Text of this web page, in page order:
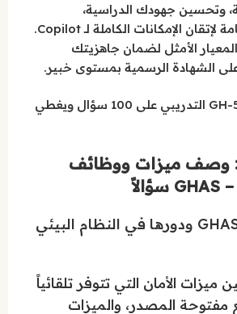
وتحسين جهودك الدراسية،
والاستعداد بثقة تامة لإتقان الإمكانات الكاملة لـ Copilot.
المعيار الأمثل لضمان جاهزيتك
الشهادة الرسمية بمستوى خبير.
يحتوي اختبار GH-500 التدريبي على 100 سؤال ويغطي
وصف ميزات ووظائف
مقارنة ميزات GHAS ودورها في النظام البيئي
ميزات الأمان التي تتوفر تلقائياً
مفتوحة المصدر، والميزات